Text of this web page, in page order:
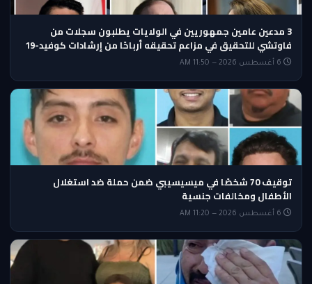
3 مدعين عامين جمهوريين في الولايات يطلبون سجلات من
فاوتشي للتحقيق في مزاعم تحقيقه أرباحًا من إرشادات كوفيد-19
توقيف 70 شخصًا في ميسيسيبي ضمن حملة ضد استغلال
الأطفال ومخالفات جنسية